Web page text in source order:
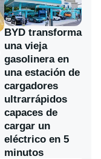
BYD transforma
una vieja
gasolinera en
una estación de
cargadores
ultrarrápidos
capaces de
cargar un
eléctrico en 5
minutos